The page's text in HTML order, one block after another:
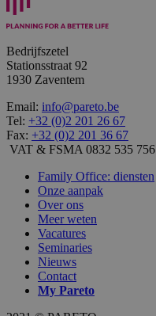
Bedrijfszetel
Stationsstraat 92
1930 Zaventem
Email: info@pareto.be
Tel: +32 (0)2 201 26 67
Fax: +32 (0)2 201 36 67
VAT & FSMA 0832 535 756
Family Office: diensten
Onze aanpak
Over ons
Meer weten
Vacatures
Seminaries
Nieuws
Contact
My Pareto